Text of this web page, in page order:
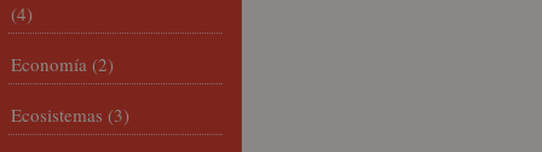
(4)
Economía (2)
Ecosistemas (3)